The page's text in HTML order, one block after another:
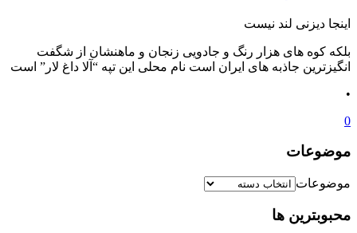
اینجا دیزنی لند نیست
بلکه کوه های هزار رنگ و جادویی زنجان و ماهنشان از شگفت
انگیزترین جاذبه های ایران است نام محلی این تپه “آلا داغ لار” است
•
0
موضوعات
موضوعات
محبوبترین ها